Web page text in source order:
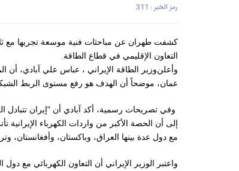
رمز الخبر : 311
كشفت طهران عن مباحثات فنية موسعة تجريها مع
التعاون الإقليمي في قطاع الطاقة.
وأعلنوزير الطاقة الإيراني ، عباس علي آبادي، أن
عمان، موضحاً أن الهدف هو رفع مستوى الربط
وفي تصريحات رسمية، أكد آبادي أن "إيران تتبادل
إلى أن الحصة الأكبر من واردات الكهرباء الإيرانية
مع دول عدة بينها العراق، وباكستان، وأفغانستان،
واعتبر الوزير الإيراني أن التعاون الكهربائي